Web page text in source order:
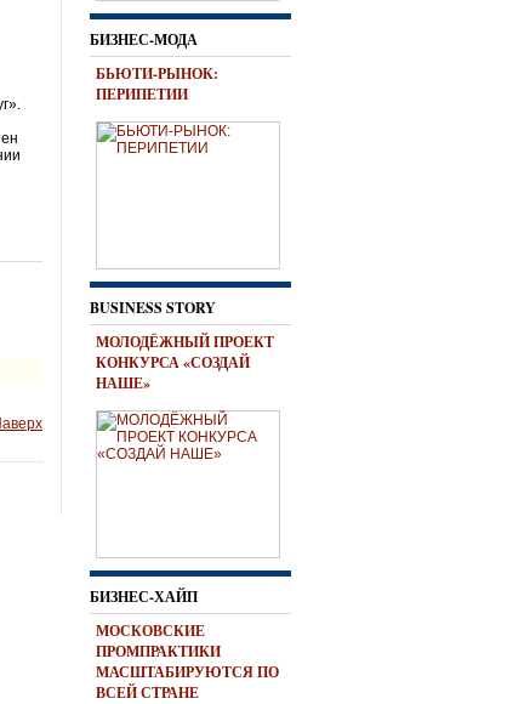
БИЗНЕС-МОДА
БЬЮТИ-РЫНОК:
ПЕРИПЕТИИ
BUSINESS STORY
МОЛОДЁЖНЫЙ ПРОЕКТ
КОНКУРСА «СОЗДАЙ
НАШЕ»
БИЗНЕС-ХАЙП
МОСКОВСКИЕ
ПРОМПРАКТИКИ
МАСШТАБИРУЮТСЯ ПО
ВСЕЙ СТРАНЕ